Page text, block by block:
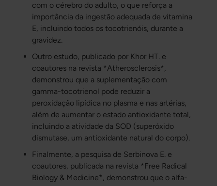
com o cérebro do adulto, o que reforça a
importância da ingestão adequada de vitamina
E, incluindo todos os tocotrienóis, durante a
gravidez.
Outro estudo, publicado por Khor HT. e
coautores na revista *Atherosclerosis*,
demonstrou que a suplementação com
gamma-tocotrienol pode reduzir a
peroxidação lipídica no plasma e nas artérias,
além de aumentar o estado antioxidante total,
incluindo a atividade da SOD (superóxido
dismutase, um antioxidante natural do corpo).
Finalmente, a pesquisa de Serbinova E. e
coautores, publicada na revista *Free Radical
Biology & Medicine*, demonstrou que o alfa-